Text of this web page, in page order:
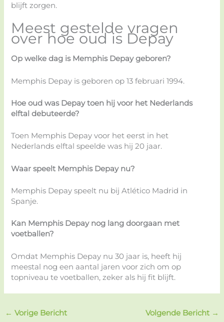
blijft zorgen.
Meest gestelde vragen
over hoe oud is Depay
Op welke dag is Memphis Depay geboren?
Memphis Depay is geboren op 13 februari 1994.
Hoe oud was Depay toen hij voor het Nederlands
elftal debuteerde?
Toen Memphis Depay voor het eerst in het
Nederlands elftal speelde was hij 20 jaar.
Waar speelt Memphis Depay nu?
Memphis Depay speelt nu bij Atlético Madrid in
Spanje.
Kan Memphis Depay nog lang doorgaan met
voetballen?
Omdat Memphis Depay nu 30 jaar is, heeft hij
meestal nog een aantal jaren voor zich om op
topniveau te voetballen, zeker als hij fit blijft.
← Vorige Bericht Volgende Bericht →